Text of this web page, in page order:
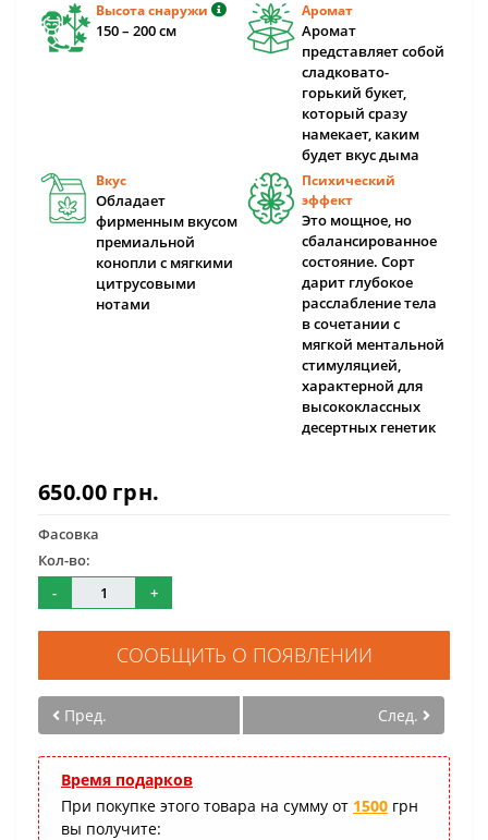
Высота снаружи
150 – 200 cм
Аромат
Аромат
представляет собой
сладковато-
горький букет,
который сразу
намекает, каким
будет вкус дыма
Вкус
Обладает
фирменным вкусом
премиальной
конопли с мягкими
цитрусовыми
нотами
Психический
эффект
Это мощное, но
сбалансированное
состояние. Сорт
дарит глубокое
расслабление тела
в сочетании с
мягкой ментальной
стимуляцией,
характерной для
высококлассных
десертных генетик
650.00 грн.
Фасовка
Кол-во:
-
+
СООБЩИТЬ О ПОЯВЛЕНИИ
Пред. След.
Время подарков
При покупке этого товара на сумму от 1500 грн
вы получите: